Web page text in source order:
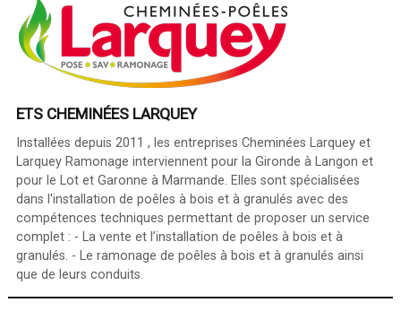
ETS CHEMINÉES LARQUEY
Installées depuis 2011 , les entreprises Cheminées Larquey et
Larquey Ramonage interviennent pour la Gironde à Langon et
pour le Lot et Garonne à Marmande. Elles sont spécialisées
dans l'installation de poêles à bois et à granulés avec des
compétences techniques permettant de proposer un service
complet : - La vente et l’installation de poêles à bois et à
granulés. - Le ramonage de poêles à bois et à granulés ainsi
que de leurs conduits.